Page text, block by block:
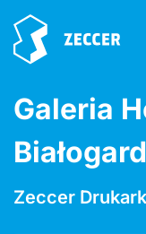
Galeria
Białogard
Zeccer